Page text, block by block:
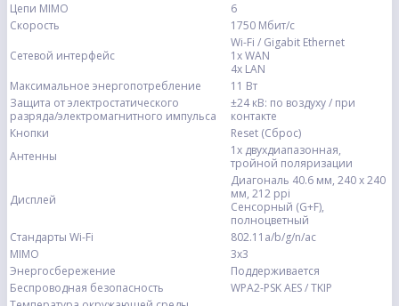
Цепи MIMO
6
Скорость
1750 Мбит/с
Сетевой интерфейс
Wi-Fi / Gigabit Ethernet
1х WAN
4х LAN
Максимальное энергопотребление
11 Вт
Защита от электростатического
разряда/электромагнитного импульса
±24 кВ: по воздуху / при
контакте
Кнопки
Reset (Сброс)
Антенны
1х двухдиапазонная,
тройной поляризации
Дисплей
Диагональ 40.6 мм, 240 x 240
мм, 212 ppi
Сенсорный (G+F),
полноцветный
Стандарты Wi-Fi
802.11a/b/g/n/ac
MIMO
3х3
Энергосбережение
Поддерживается
Беспроводная безопасность
WPA2-PSK AES / TKIP